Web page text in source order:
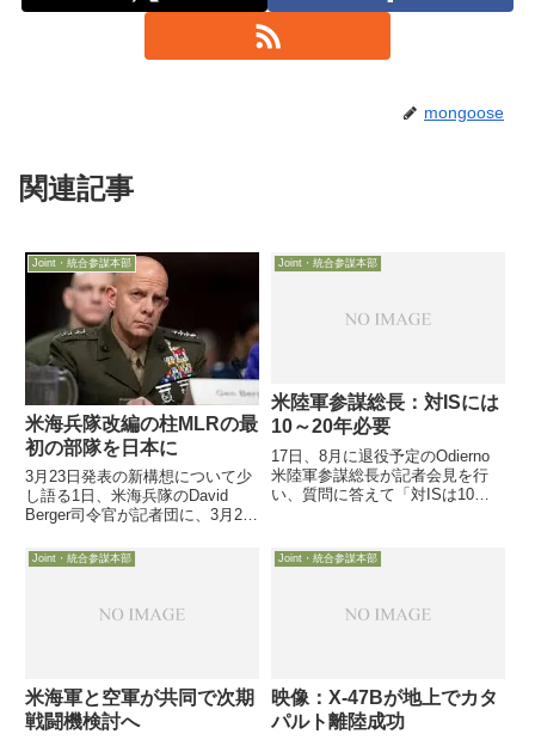
mongoose
関連記事
Joint・統合参謀本部
米海兵隊改編の柱MLRの最
初の部隊を日本に
3月23日発表の新構想について少
し語る1日、米海兵隊のDavid
Berger司令官が記者団に、3月23
いた15ページの構想「Force
Design 2030」について語り、構
Joint・統合参謀本部
米陸軍参謀総長：対ISには
10～20年必要
17日、8月に退役予定のOdierno
米陸軍参謀総長が記者会見を行
い、質問に答えて「対ISは10～
バマ政権関係者がよく用いる「3
～5年」も否定し、軍事力だけで
Joint・統合参謀本部
米海軍と空軍が共同で次期
戦闘機検討へ
Joint・統合参謀本部
映像：X-47Bが地上でカタ
パルト離陸成功